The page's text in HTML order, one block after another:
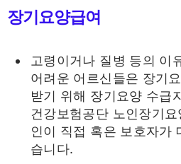
장기요양급여
고령이거나 질병 등의 이
어려운 어르신들은 장기
받기 위해 장기요양 수급
건강보험공단 노인장기
인이 직접 혹은 보호자가
습니다.